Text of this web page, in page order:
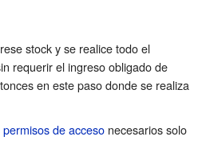
stock y se realice todo el
requerir el ingreso obligado de
en este paso donde se realiza
permisos de acceso necesarios solo